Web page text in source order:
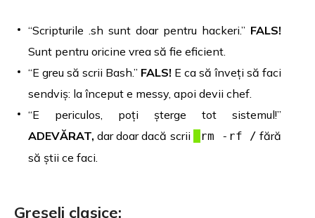
“Scripturile .sh sunt doar pentru hackeri.” FALS!
Sunt pentru oricine vrea să fie eficient.
“E greu să scrii Bash.” FALS! E ca să înveți să faci
sendviș: la început e messy, apoi devii chef.
“E periculos, poți șterge tot sistemul!”
ADEVĂRAT, dar doar dacă scrii rm -rf / fără
să știi ce faci.
Greșeli clasice: